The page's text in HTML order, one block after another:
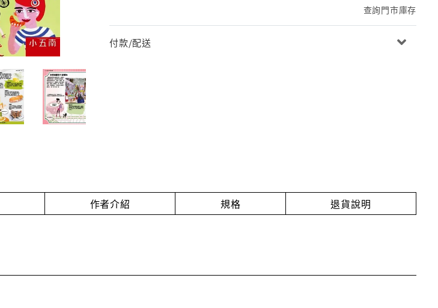
查詢門市庫存
付款/配送
作者介紹 規格 退貨說明